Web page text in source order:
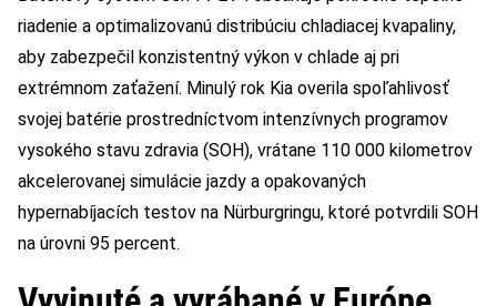
riadenie a optimalizovanú distribúciu chladiacej kvapaliny,
aby zabezpečil konzistentný výkon v chlade aj pri
extrémnom zaťažení. Minulý rok Kia overila spoľahlivosť
svojej batérie prostredníctvom intenzívnych programov
vysokého stavu zdravia (SOH), vrátane 110 000 kilometrov
akcelerovanej simulácie jazdy a opakovaných
hypernabíjacích testov na Nürburgringu, ktoré potvrdili SOH
na úrovni 95 percent.